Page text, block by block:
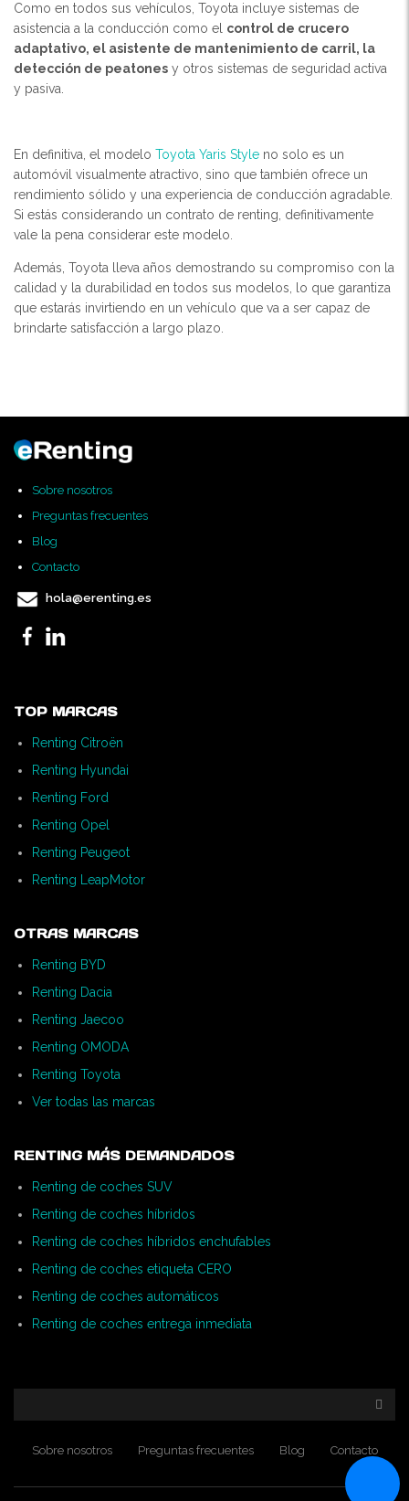
Como en todos sus vehículos, Toyota incluye sistemas de
asistencia a la conducción como el control de crucero
adaptativo, el asistente de mantenimiento de carril, la
detección de peatones y otros sistemas de seguridad activa
y pasiva.
En definitiva, el modelo Toyota Yaris Style no solo es un
automóvil visualmente atractivo, sino que también ofrece un
rendimiento sólido y una experiencia de conducción agradable.
Si estás considerando un contrato de renting, definitivamente
vale la pena considerar este modelo.
Además, Toyota lleva años demostrando su compromiso con la
calidad y la durabilidad en todos sus modelos, lo que garantiza
que estarás invirtiendo en un vehículo que va a ser capaz de
brindarte satisfacción a largo plazo.
Sobre nosotros
Preguntas frecuentes
Blog
Contacto
hola@erenting.es
TOP MARCAS
Renting Citroën
Renting Hyundai
Renting Ford
Renting Opel
Renting Peugeot
Renting LeapMotor
OTRAS MARCAS
Renting BYD
Renting Dacia
Renting Jaecoo
Renting OMODA
Renting Toyota
Ver todas las marcas
RENTING MÁS DEMANDADOS
Renting de coches SUV
Renting de coches híbridos
Renting de coches híbridos enchufables
Renting de coches etiqueta CERO
Renting de coches automáticos
Renting de coches entrega inmediata
Sobre nosotros Preguntas frecuentes Blog Contacto